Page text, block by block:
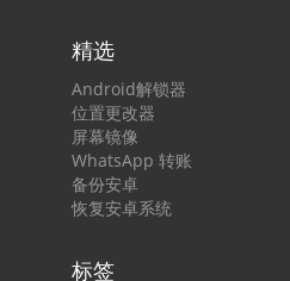
精选
Android解锁器
位置更改器
屏幕镜像
WhatsApp 转账
备份安卓
恢复安卓系统
标签